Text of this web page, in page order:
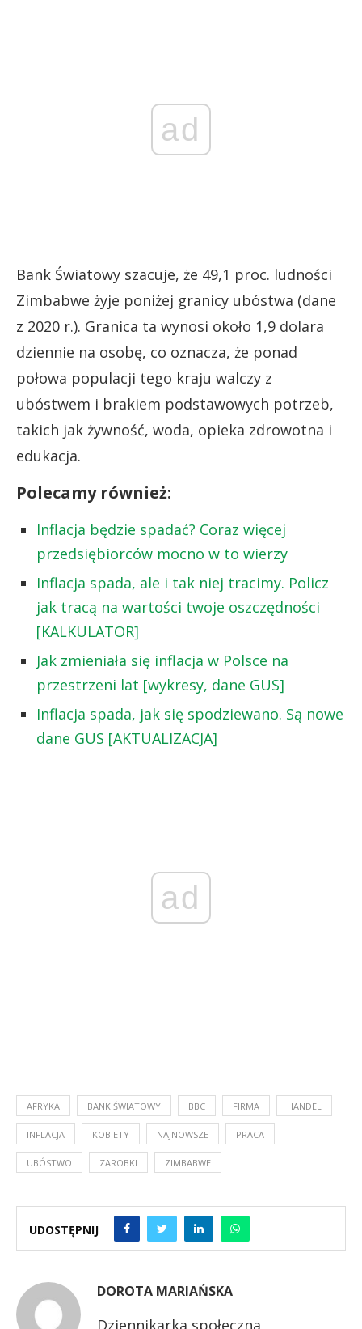
ad
Bank Światowy szacuje, że 49,1 proc. ludności
Zimbabwe żyje poniżej granicy ubóstwa (dane
z 2020 r.). Granica ta wynosi około 1,9 dolara
dziennie na osobę, co oznacza, że ponad
połowa populacji tego kraju walczy z
ubóstwem i brakiem podstawowych potrzeb,
takich jak żywność, woda, opieka zdrowotna i
edukacja.
Polecamy również:
Inflacja będzie spadać? Coraz więcej
przedsiębiorców mocno w to wierzy
Inflacja spada, ale i tak niej tracimy. Policz
jak tracą na wartości twoje oszczędności
[KALKULATOR]
Jak zmieniała się inflacja w Polsce na
przestrzeni lat [wykresy, dane GUS]
Inflacja spada, jak się spodziewano. Są nowe
dane GUS [AKTUALIZACJA]
ad
AFRYKA BANK ŚWIATOWY BBC FIRMA HANDEL
INFLACJA KOBIETY NAJNOWSZE PRACA
UBÓSTWO ZAROBKI ZIMBABWE
UDOSTĘPNIJ
DOROTA MARIAŃSKA
Dziennikarka społeczna